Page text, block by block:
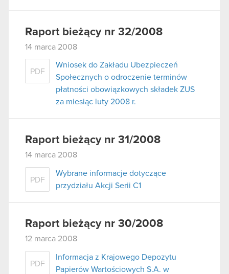
Raport bieżący nr 32/2008
14 marca 2008
PDF
Wniosek do Zakładu Ubezpieczeń
Społecznych o odroczenie terminów
płatności obowiązkowych składek ZUS
za miesiąc luty 2008 r.
Raport bieżący nr 31/2008
14 marca 2008
PDF
Wybrane informacje dotyczące
przydziału Akcji Serii C1
Raport bieżący nr 30/2008
12 marca 2008
PDF
Informacja z Krajowego Depozytu
Papierów Wartościowych S.A. w